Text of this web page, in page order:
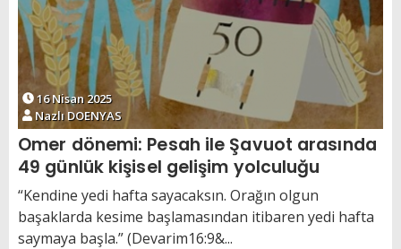
16 Nisan 2025
Nazlı DOENYAS
Omer dönemi: Pesah ile Şavuot arasında
49 günlük kişisel gelişim yolculuğu
“Kendine yedi hafta sayacaksın. Orağın olgun
başaklarda kesime başlamasından itibaren yedi hafta
saymaya başla.” (Devarim16:9&...